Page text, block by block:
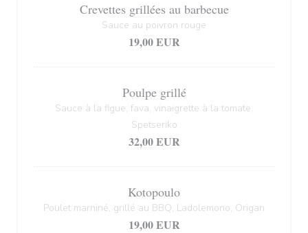
Crevettes grillées au barbecue
Sauce au poivron rouge
19,00 EUR
Poulpe grillé
Sauce à la figue, fava, vinaigrette à la tomate,
Spetseriko
32,00 EUR
Kotopoulo
Poulet marniné, grillé au BBQ, Ladolemono, Origan
19,00 EUR